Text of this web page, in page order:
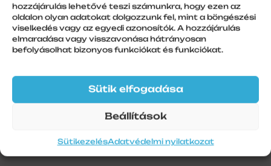
hozzájárulás lehetővé teszi számunkra, hogy ezen az
oldalon olyan adatokat dolgozzunk fel, mint a böngészési
viselkedés vagy az egyedi azonosítók. A hozzájárulás
elmaradása vagy visszavonása hátrányosan
befolyásolhat bizonyos funkciókat és funkciókat.
Sütik elfogadása
Beállítások
SütikezelésAdatvédelmi nyilatkozat
További információk
Szálhossz
1